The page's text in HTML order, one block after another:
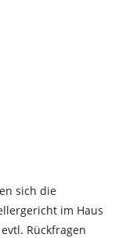
sich die
im Haus
Rückfragen